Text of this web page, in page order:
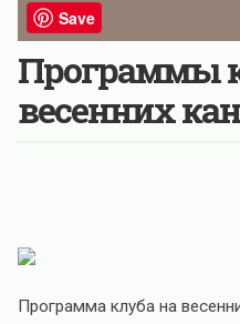
Save
Программы
весенних
Программа клуба на